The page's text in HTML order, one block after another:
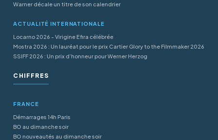
Warner décale un titre de son calendrier
ACTUALITÉ INTERNATIONALE
Locarno 2026 - Virigine Efira célébrée
Mostra 2026 : Un lauréat pour le prix Cartier Glory to the Filmmaker 2026
SSIFF 2026 : Un prix d’honneur pour Werner Herzog
CHIFFRES
FRANCE
Démarrages 14h Paris
BO au dimanche soir
BO nouveautés au dimanche soir